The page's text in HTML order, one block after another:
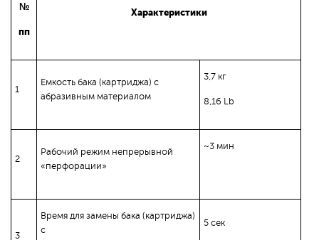
№
пп
Характеристики
1
Емкость бака (картриджа) с
абразивным материалом
3,7 кг
8,16 Lb
2
Рабочий режим непрерывной
«перфорации»
~3 мин
3
Время для замены бака (картриджа)
с
5 сек